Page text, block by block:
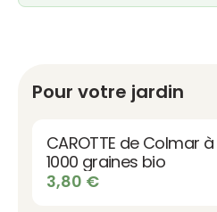
Pour votre jardin
CAROTTE de Colmar
1000 graines bio
3,80 €